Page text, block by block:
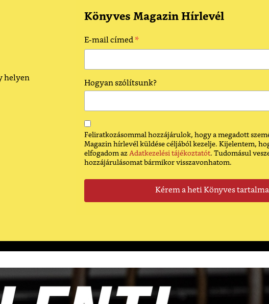
helyen
Könyves Magazin Hírlevél
E-mail címed *
Hogyan szólítsunk?
Feliratkozásommal hozzájárulok, hogy a megadott
Magazin hírlevél küldése céljából kezelje. Kijelentem,
elfogadom az Adatkezelési tájékoztatót. Tudomásul
hozzájárulásomat bármikor visszavonhatom.